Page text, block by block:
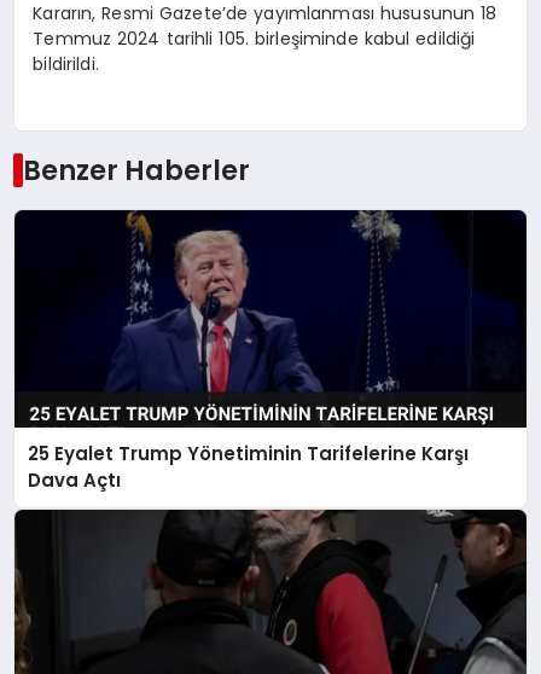
Kararın, Resmi Gazete’de yayımlanması hususunun 18
Temmuz 2024 tarihli 105. birleşiminde kabul edildiği
bildirildi.
Benzer Haberler
25 Eyalet Trump Yönetiminin Tarifelerine Karşı
Dava Açtı